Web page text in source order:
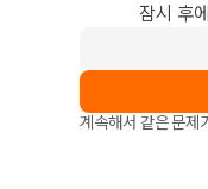
잠시 후
계속해서 같은 문제